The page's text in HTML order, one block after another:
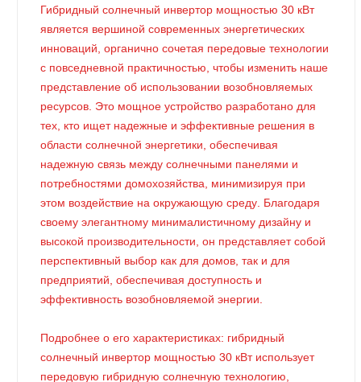
Гибридный солнечный инвертор мощностью 30 кВт
является вершиной современных энергетических
инноваций, органично сочетая передовые технологии
с повседневной практичностью, чтобы изменить наше
представление об использовании возобновляемых
ресурсов. Это мощное устройство разработано для
тех, кто ищет надежные и эффективные решения в
области солнечной энергетики, обеспечивая
надежную связь между солнечными панелями и
потребностями домохозяйства, минимизируя при
этом воздействие на окружающую среду. Благодаря
своему элегантному минималистичному дизайну и
высокой производительности, он представляет собой
перспективный выбор как для домов, так и для
предприятий, обеспечивая доступность и
эффективность возобновляемой энергии.
Подробнее о его характеристиках: гибридный
солнечный инвертор мощностью 30 кВт использует
передовую гибридную солнечную технологию,